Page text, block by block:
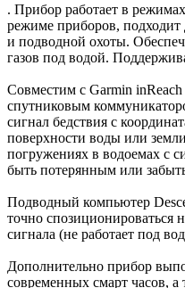
. Прибор работает в
режиме приборов,
и подводной охоты.
газов под водой.
Совместим с Garmin inReach
спутниковым
сигнал бедствия с
поверхности воды или
погружениях в водоемах с
быть потерянным или
Подводный компьютер
точно спозиционироваться
сигнала (не работает под
Дополнительно прибор
современных смарт часов, а